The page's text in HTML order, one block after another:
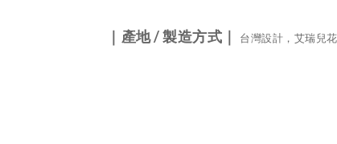
｜產地/製造方式｜ 台灣設計，艾瑞兒